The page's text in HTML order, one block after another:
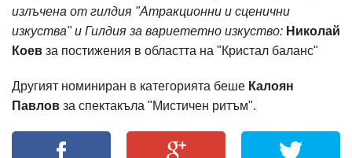
излъчена от гилдия "Атракционни и сценични
изкуства" и Гилдия за вариететно изкуство: Николай
Коев за постижения в областта на "Кристал баланс"
Другият номиниран в категорията беше Калоян
Павлов за спектакъла "Мистичен ритъм".